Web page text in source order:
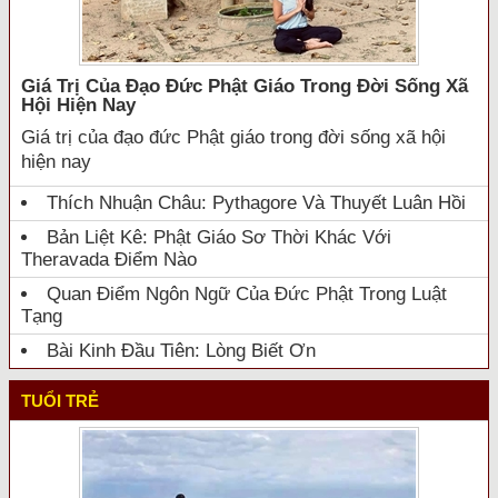
Giá Trị Của Đạo Đức Phật Giáo Trong Đời Sống Xã
Hội Hiện Nay
Giá trị của đạo đức Phật giáo trong đời sống xã hội
hiện nay
Thích Nhuận Châu: Pythagore Và Thuyết Luân Hồi
Bản Liệt Kê: Phật Giáo Sơ Thời Khác Với
Theravada Điểm Nào
Quan Điểm Ngôn Ngữ Của Đức Phật Trong Luật
Tạng
Bài Kinh Đầu Tiên: Lòng Biết Ơn
TUỔI TRẺ